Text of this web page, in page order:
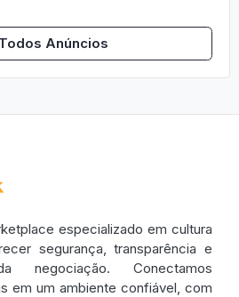
Anúncios
especializado em cultura
segurança, transparência e
negociação. Conectamos
em um ambiente confiável, com